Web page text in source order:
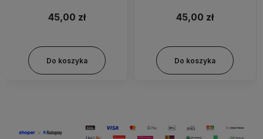
45,00 zł
Do koszyka
45,00 zł
Do koszyka